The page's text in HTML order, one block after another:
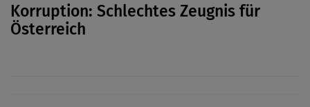
Korruption: Schlechtes Zeugnis für
Österreich